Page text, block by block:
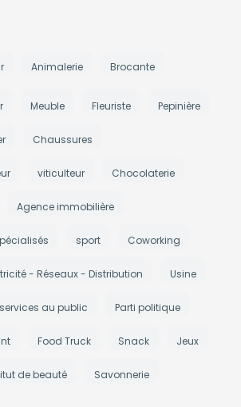
Animalerie Brocante
Meuble Fleuriste Pepinière
Chaussures
viticulteur Chocolaterie
Agence immobilière
sport Coworking
- Réseaux - Distribution Usine
au public Parti politique
Food Truck Snack Jeux
de beauté Savonnerie